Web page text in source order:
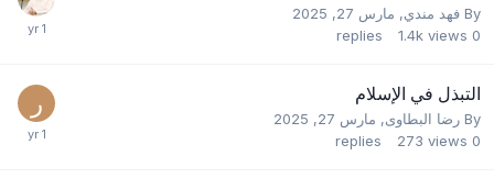
By فهد مندي, مارس 27, 2025
0
replies 1.4k views
التبذل في الإسلام
By رضا البطاوى, مارس 27, 2025
0
replies 273 views